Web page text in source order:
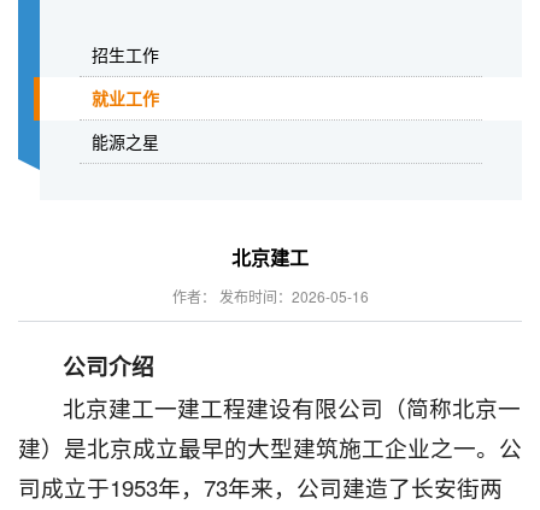
招生工作
就业工作
能源之星
北京建工
作者： 发布时间：2026-05-16
公司介绍
北京建工一建工程建设有限公司（简称北京一
建）是北京成立最早的大型建筑施工企业之一。公
司成立于1953年，73年来，公司建造了长安街两